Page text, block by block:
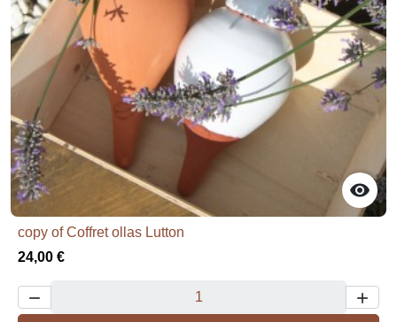

copy of Coffret ollas Lutton
24,00 €
 